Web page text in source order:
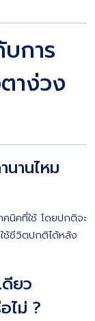
การ
าง่วง
นานไหม
นิคที่ใช้ โดยปกติจะ
ช้ชีวิตปกติได้หลัง
ยว
ไม่ ?